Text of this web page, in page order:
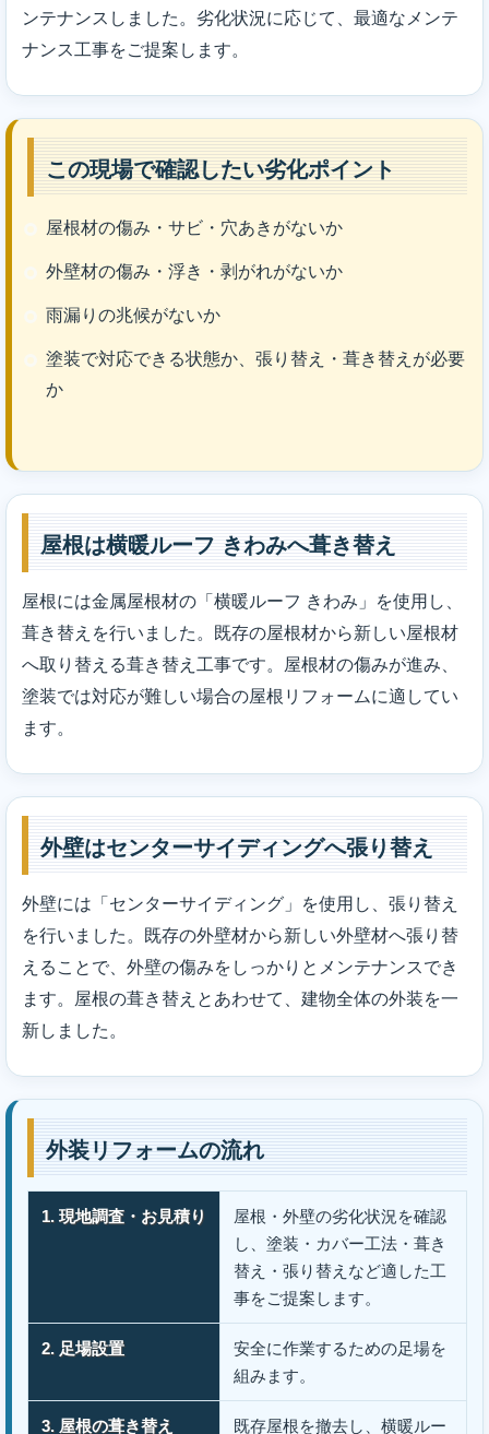
ンテナンスしました。劣化状況に応じて、最適なメンテ
ナンス工事をご提案します。
この現場で確認したい劣化ポイント
屋根材の傷み・サビ・穴あきがないか
外壁材の傷み・浮き・剥がれがないか
雨漏りの兆候がないか
塗装で対応できる状態か、張り替え・葺き替えが必要
か
屋根は横暖ルーフ きわみへ葺き替え
屋根には金属屋根材の「横暖ルーフ きわみ」を使用し、
葺き替えを行いました。既存の屋根材から新しい屋根材
へ取り替える葺き替え工事です。屋根材の傷みが進み、
塗装では対応が難しい場合の屋根リフォームに適してい
ます。
外壁はセンターサイディングへ張り替え
外壁には「センターサイディング」を使用し、張り替え
を行いました。既存の外壁材から新しい外壁材へ張り替
えることで、外壁の傷みをしっかりとメンテナンスでき
ます。屋根の葺き替えとあわせて、建物全体の外装を一
新しました。
外装リフォームの流れ
1. 現地調査・お見積り
屋根・外壁の劣化状況を確認
し、塗装・カバー工法・葺き
替え・張り替えなど適した工
事をご提案します。
2. 足場設置
安全に作業するための足場を
組みます。
3. 屋根の葺き替え 既存屋根を撤去し、横暖ルー